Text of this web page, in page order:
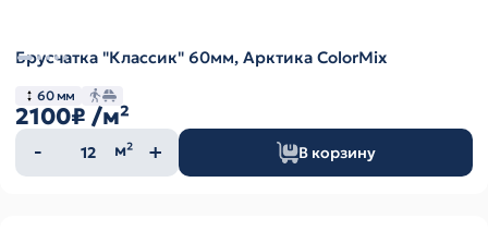
Брусчатка "Классик" 60мм, Арктика ColorMix
60 мм
2100₽ /м²
Количество
товара
м² В корзину